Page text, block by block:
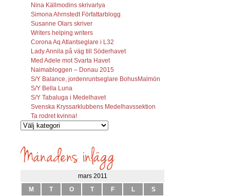
Nina Källmodins skrivarlya
Simona Ahrnstedt Författarblogg
Susanne Olars skriver
Writers helping writers
Corona Aq Atlantseglare i L32
Lady Annila på väg till Söderhavet
Med Adele mot Svarta Havet
Naimabloggen – Donau 2015
S/Y Balance, jordenruntseglare BohusMalmön
S/Y Bella Luna
S/Y Tabaluga i Medelhavet
Svenska Kryssarklubbens Medelhavssektion
Ta rodret kvinna!
Vilka
söks?
mars 2011
M
T O T F L
S